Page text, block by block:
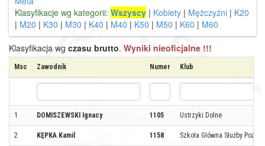
Klasyfikacje wg kategorii: Wszyscy | Kobiety | Mężczyźni | K20
| M20 | K30 | M30 | K40 | M40 | K50 | M50 | K60 | M60
Klasyfikacja wg czasu brutto. Wyniki nieoficjalne !!!
Msc Zawodnik Numer Klub
1 DOMISZEWSKI Ignacy 1105 Ustrzyki Dolne
2 KĘPKA Kamil 1158 Szkoła Główna Służby